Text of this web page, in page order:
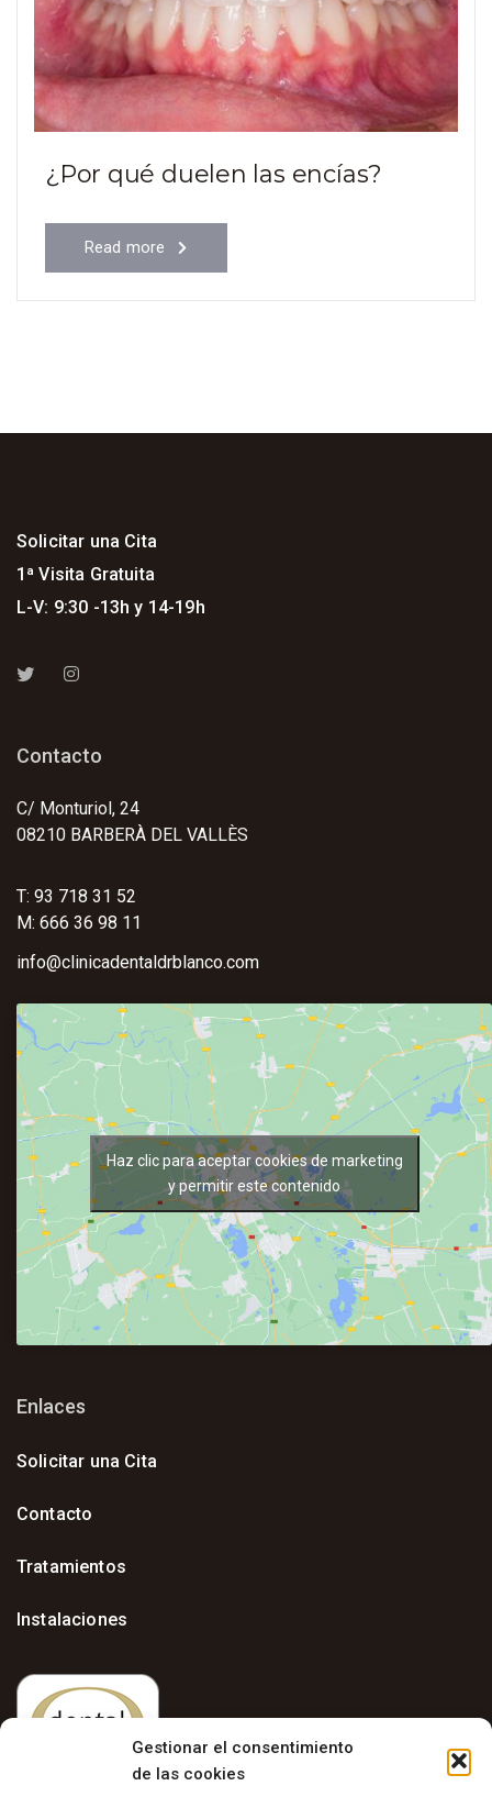
Gestionar el consentimiento
de las cookies
¿Por qué duelen las encías?
Read more
Solicitar una Cita
1ª Visita Gratuita
L-V: 9:30 -13h y 14-19h
Contacto
C/ Monturiol, 24
08210 BARBERÀ DEL VALLÈS
T: 93 718 31 52
M: 666 36 98 11
info@clinicadentaldrblanco.com
Haz clic para aceptar cookies de marketing
y permitir este contenido
Enlaces
Solicitar una Cita
Contacto
Tratamientos
Instalaciones